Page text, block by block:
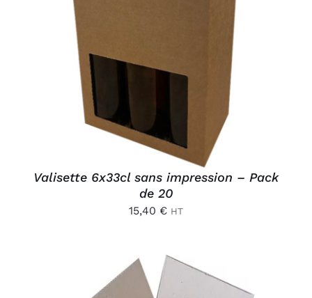
DÉTAILS
Valisette 6x33cl sans impression – Pack
de 20
15,40 € HT